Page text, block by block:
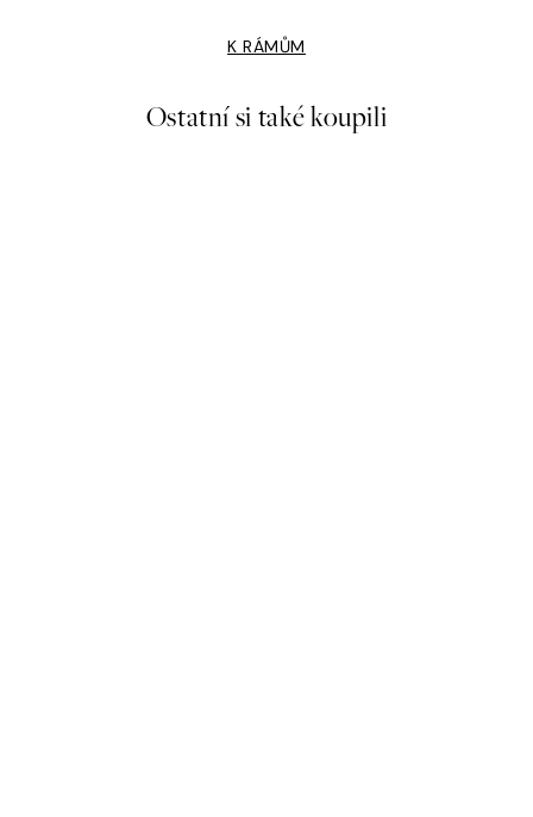
K RÁMŮM
Ostatní si také koupili